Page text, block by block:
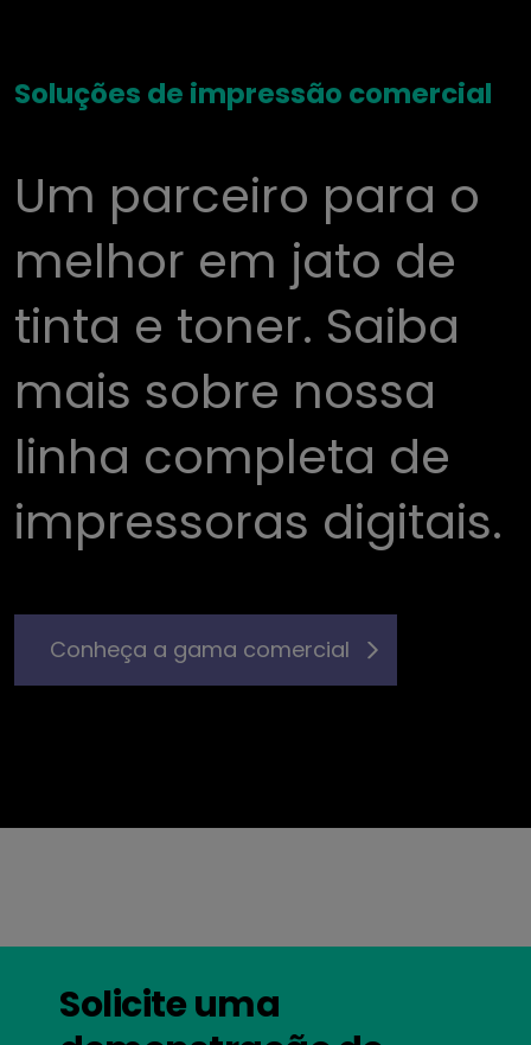
Soluções de impressão comercial
Um parceiro para o
melhor em jato de
tinta e toner. Saiba
mais sobre nossa
linha completa de
impressoras digitais.
Conheça a gama comercial
Solicite uma